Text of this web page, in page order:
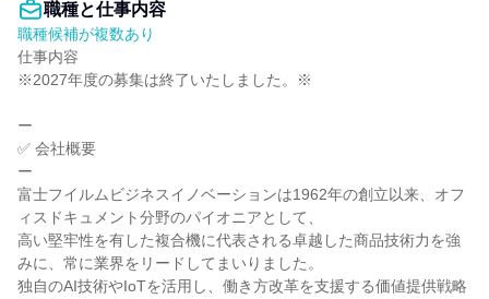
職種と仕事内容
職種候補が複数あり
仕事内容
※2027年度の募集は終了いたしました。※
ー
✅ 会社概要
ー
富士フイルムビジネスイノベーションは1962年の創立以来、オフ
ィスドキュメント分野のパイオニアとして、
高い堅牢性を有した複合機に代表される卓越した商品技術力を強
みに、常に業界をリードしてまいりました。
独自のAI技術やIoTを活用し、働き方改革を支援する価値提供戦略